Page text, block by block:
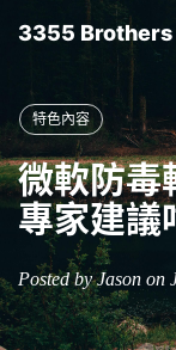
3355 Brothers
特色內容
微軟防
專家建議
Posted by Jason on